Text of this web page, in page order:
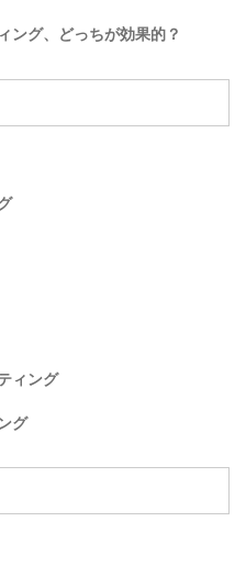
ング、どっちが効果的？
ィング
グ